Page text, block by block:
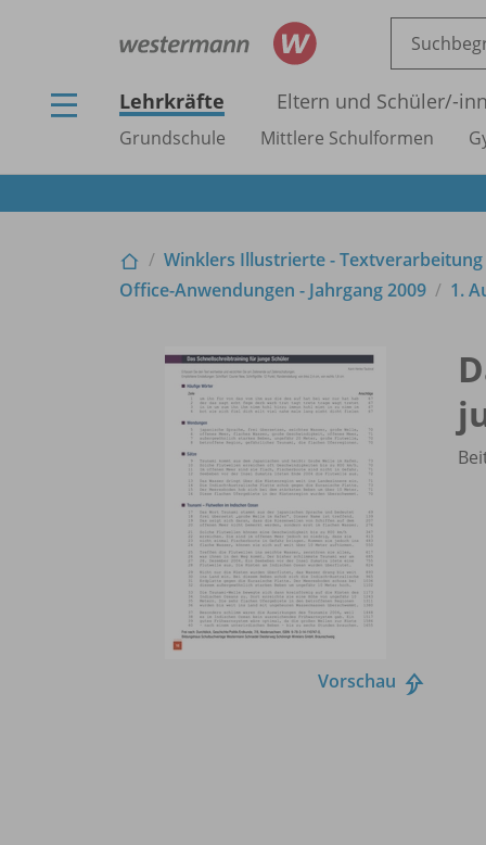
Lehrkräfte Eltern und Schüler/-
Grundschule Mittlere Schulformen
Winklers Illustrierte -
Office-Anwendungen - Jahrgang 2009
1.
Vorschau